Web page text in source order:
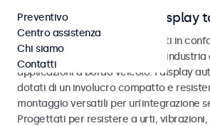
Monitor automotive e display
Monitor e touchscreen sviluppati in
agli standard eMark e SAE per
applicazioni a bordo veicolo. I display
dotati di un involucro compatto e
montaggio versatili per un’integrazione
Progettati per resistere a urti,
Preventivo
Centro assistenza
Chi siamo
Contatti